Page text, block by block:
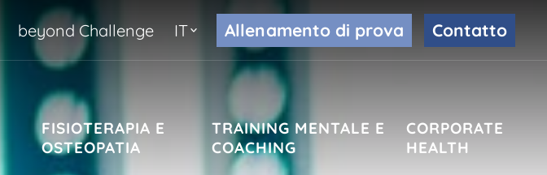
beyond Challenge IT Allenamento di prova Contatto
FISIOTERAPIA E
OSTEOPATIA
TRAINING MENTALE E
COACHING
CORPORATE
HEALTH